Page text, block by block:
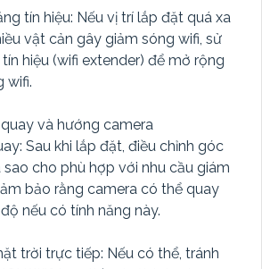
tín hiệu: Nếu vị trí lắp đặt quá xa
vật cản gây giảm sóng wifi, sử
hiệu (wifi extender) để mở rộng
wifi.
và hướng camera
Sau khi lắp đặt, điều chỉnh góc
cho phù hợp với nhu cầu giám
bảo rằng camera có thể quay
nếu có tính năng này.
trời trực tiếp: Nếu có thể, tránh